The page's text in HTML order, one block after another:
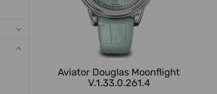
Aviator Douglas Moonflight
V.1.33.0.261.4